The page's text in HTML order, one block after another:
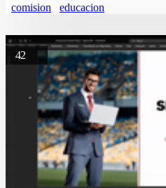
comision educacion
42